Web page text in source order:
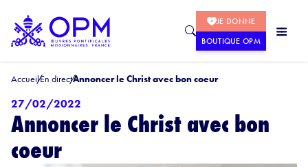
JE DONNE
BOUTIQUE OPM
AccueilEn directAnnoncer le Christ avec bon coeur
27/02/2022
Annoncer le Christ avec bon
coeur